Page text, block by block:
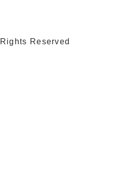
Reserved